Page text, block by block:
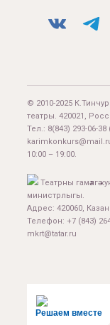
© 2010-2025
театры. 420021,
Тел.: 8(843) 293-06-38
10:00 – 19:00.
Театрны гамәлгә
министрлыгы.
Адрес: 420060,
Телефон: +7 (843)
mkrt@tatar.ru
Решаем вместе